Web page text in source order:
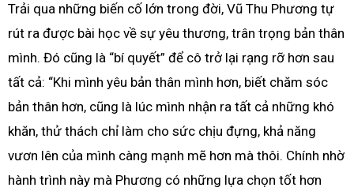
Trải qua những biến cố lớn trong đời, Vũ Thu Phương tự
rút ra được bài học về sự yêu thương, trân trọng bản thân
mình. Đó cũng là “bí quyết” để cô trở lại rạng rỡ hơn sau
tất cả: “Khi mình yêu bản thân mình hơn, biết chăm sóc
bản thân hơn, cũng là lúc mình nhận ra tất cả những khó
khăn, thử thách chỉ làm cho sức chịu đựng, khả năng
vươn lên của mình càng mạnh mẽ hơn mà thôi. Chính nhờ
hành trình này mà Phương có những lựa chọn tốt hơn